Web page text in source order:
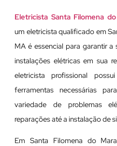
Eletricista Santa Filomena
um eletricista qualificado em
MA é essencial para garantir
instalações elétricas em sua
eletricista profissional
ferramentas necessárias
variedade de problemas
reparações até a instalação de
Em Santa Filomena do